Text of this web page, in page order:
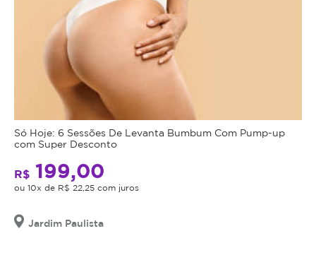
Só Hoje: 6 Sessões De Levanta Bumbum Com Pump-up
com Super Desconto
R$ 199,00
ou 10x de R$ 22,25 com juros
Jardim Paulista